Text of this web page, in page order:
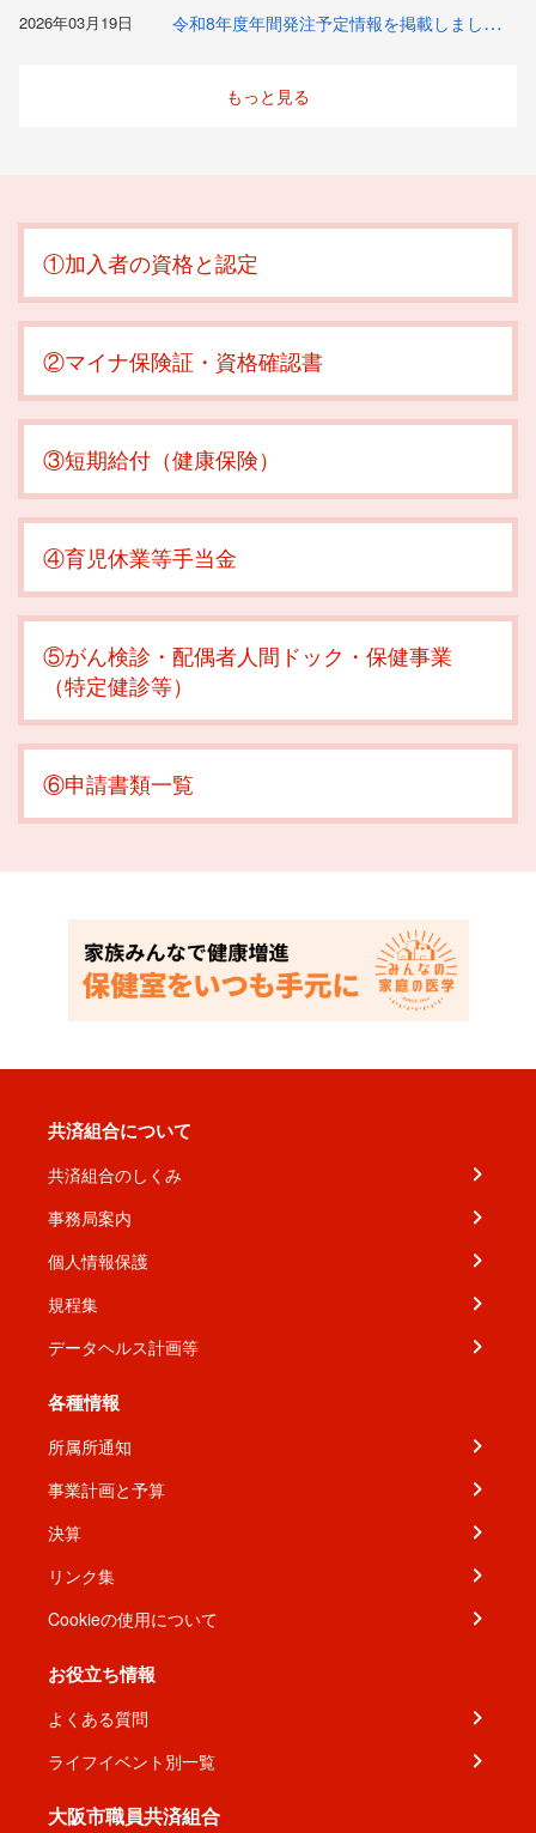
2026年03月19日 令和8年度年間発注予定情報を掲載しました（令和8年3月19日時点）
もっと見る
①加入者の資格と認定
②マイナ保険証・資格確認書
③短期給付（健康保険）
④育児休業等手当金
⑤がん検診・配偶者人間ドック・保健事業
（特定健診等）
⑥申請書類一覧
共済組合について
共済組合のしくみ
事務局案内
個人情報保護
規程集
データヘルス計画等
各種情報
所属所通知
事業計画と予算
決算
リンク集
Cookieの使用について
お役立ち情報
よくある質問
ライフイベント別一覧
大阪市職員共済組合